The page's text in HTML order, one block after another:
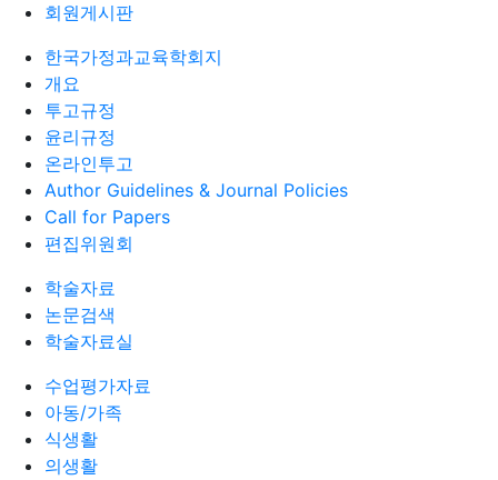
회원게시판
한국가정과교육학회지
개요
투고규정
윤리규정
온라인투고
Author Guidelines & Journal Policies
Call for Papers
편집위원회
학술자료
논문검색
학술자료실
수업평가자료
아동/가족
식생활
의생활